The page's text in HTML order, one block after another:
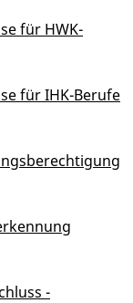
für HWK-
für IHK-Berufe
-